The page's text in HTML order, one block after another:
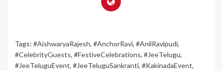
Tags: #AishwaryaRajesh, #AnchorRavi, #AnilRavipudi,
#CelebrityGuests, #FestiveCelebrations, #JeeTelugu,
#JeeTeluguEvent, #JeeTeluguSankranti, #KakinadaEvent,